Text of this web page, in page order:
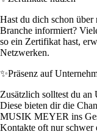
Hast du dich schon
Branche informiert?
so ein Zertifikat hast,
Netzwerken.
✨Präsenz auf
Zusätzlich solltest du an
Diese bieten dir die
MUSIK MEYER ins
Kontakte oft nur schwer